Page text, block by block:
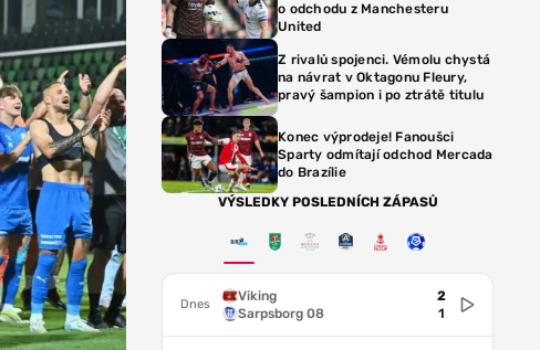
o odchodu z Manchesteru
United
Z rivalů spojenci. Vémolu chystá
na návrat v Oktagonu Fleury,
pravý šampion i po ztrátě titulu
Konec výprodeje! Fanoušci
Sparty odmítají odchod Mercada
do Brazílie
VÝSLEDKY POSLEDNÍCH ZÁPASŮ
Dnes
Viking
Sarpsborg 08
2
1